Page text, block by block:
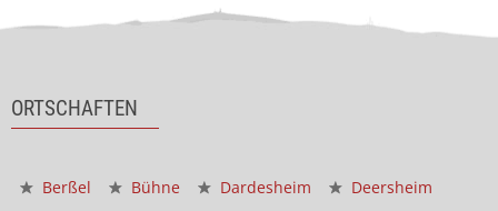
ORTSCHAFTEN
Berßel Bühne Dardesheim
Deersheim